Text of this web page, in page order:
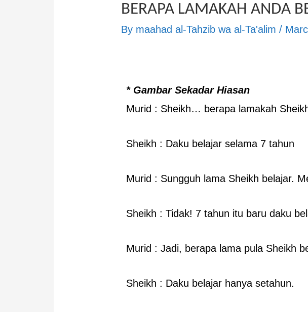
BERAPA LAMAKAH ANDA
By maahad al-Tahzib wa al-Ta'alim /
* Gambar Sekadar Hiasan
Murid : Sheikh… berapa lamakah
Sheikh : Daku belajar selama 7 tahun
Murid : Sungguh lama Sheikh belajar.
Sheikh : Tidak! 7 tahun itu baru daku
Murid : Jadi, berapa lama pula Sheikh
Sheikh : Daku belajar hanya setahun.